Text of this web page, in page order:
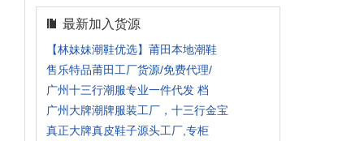
最新加入货源
【林妹妹潮鞋优选】莆田本地潮鞋
售乐特品莆田工厂货源/免费代理/
广州十三行潮服专业一件代发 档
广州大牌潮牌服装工厂，十三行金宝
真正大牌真皮鞋子源头工厂,专柜